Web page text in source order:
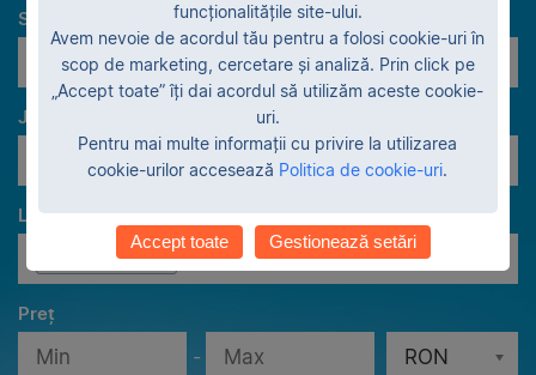
Stadiu garanție
Vânzare voluntară
Judeţe
Toate judeţele
Localităţi
Toate localităţile
Preț
- RON
funcționalitățile site-ului.
Avem nevoie de acordul tău pentru a folosi cookie-uri în
scop de marketing, cercetare și analiză. Prin click pe
„Accept toate” îți dai acordul să utilizăm aceste cookie-
uri.
Pentru mai multe informații cu privire la utilizarea
cookie-urilor accesează Politica de cookie-uri.
Accept toate Gestionează setări